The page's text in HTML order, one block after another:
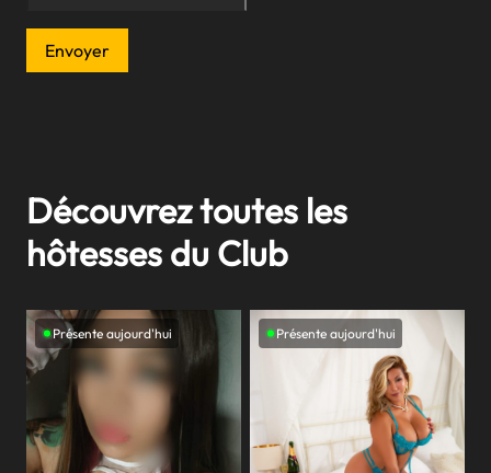
Envoyer
Découvrez toutes les
hôtesses du Club
Présente aujourd'hui Présente aujourd'hui